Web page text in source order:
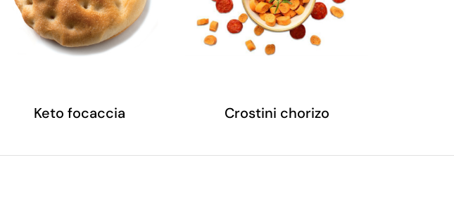
Keto focaccia Crostini chorizo